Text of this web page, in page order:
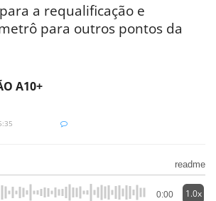
a requalificação e
para outros pontos da
A10+
readme
0:00 1.0x